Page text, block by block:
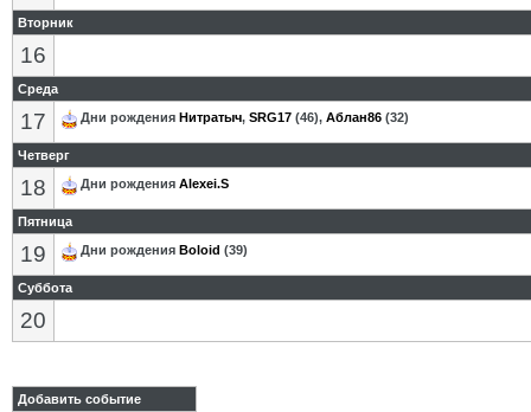
Вторник
16
Среда
17 Дни рождения Нитратыч, SRG17 (46), Аблан86 (32)
Четверг
18 Дни рождения Alexei.S
Пятница
19 Дни рождения Boloid (39)
Суббота
20
Добавить событие